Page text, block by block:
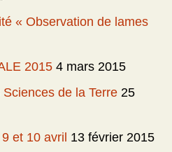
« Observation de lames
2015 4 mars 2015
de la Terre 25
et 10 avril 13 février 2015